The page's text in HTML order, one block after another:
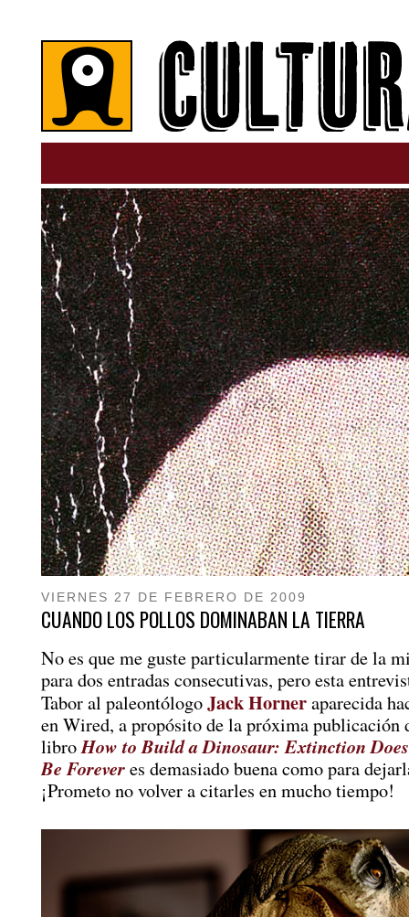
VIERNES 27 DE FEBRERO DE 2009
CUANDO LOS POLLOS DOMINABAN LA TIERRA
No es que me guste particularmente tirar de la
para dos entradas consecutivas, pero esta
Tabor al paleontólogoJack Horneraparecida
en Wired, a propósito de la próxima publicación
libroHow to Build a Dinosaur: Extinction
Be Foreveres demasiado buena como para
¡Prometo no volver a citarles en mucho tiempo!